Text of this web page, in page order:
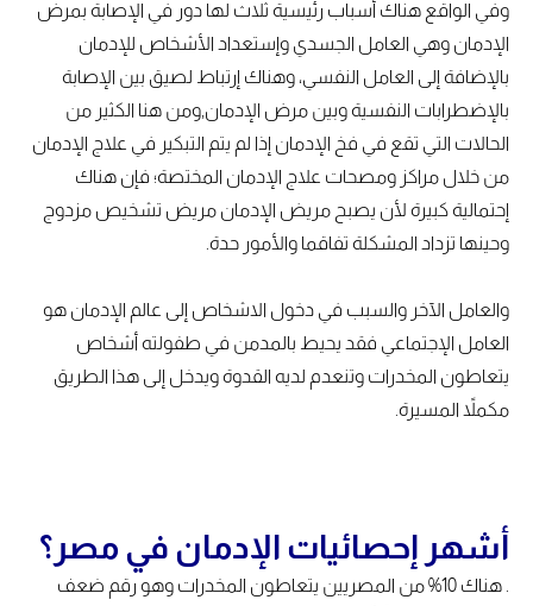
وفي الواقع هناك أسباب رئيسية ثلاث لها دور في الإصابة بمرض
الإدمان وهي العامل الجسدي وإستعداد الأشخاص للإدمان
بالإضافة إلى العامل النفسي، وهناك إرتباط لصيق بين الإصابة
بالإضطرابات النفسية وبين مرض الإدمان,ومن هنا الكثير من
الحالات التي تقع في فخ الإدمان إذا لم يتم التبكير في علاج الإدمان
من خلال مراكز ومصحات علاج الإدمان المختصة؛ فإن هناك
إحتمالية كبيرة لأن يصبح مريض الإدمان مريض تشخيص مزدوج
وحينها تزداد المشكلة تفاقما والأمور حدة.
والعامل الآخر والسبب في دخول الاشخاص إلى عالم الإدمان هو
العامل الإجتماعي فقد يحيط بالمدمن في طفولته أشخاص
يتعاطون المخدرات وتنعدم لديه القدوة ويدخل إلى هذا الطريق
مكملاً المسيرة.
أشهر إحصائيات الإدمان في مصر؟
. هناك 10% من المصريين يتعاطون المخدرات وهو رقم ضعف